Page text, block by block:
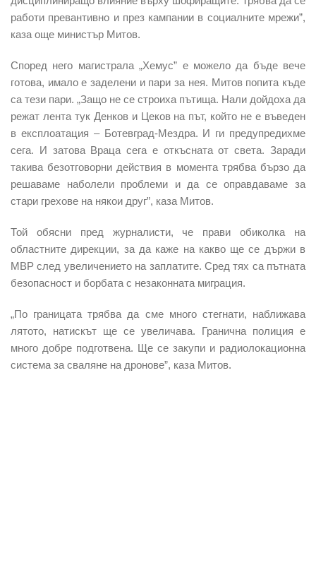
работи превантивно и през кампании в социалните мрежи”,
каза още министър Митов.
Според него магистрала „Хемус” е можело да бъде вече
готова, имало е заделени и пари за нея. Митов попита къде
са тези пари. „Защо не се строиха пътища. Нали дойдоха да
режат лента тук Денков и Цеков на път, който не е въведен
в експлоатация – Ботевград-Мездра. И ги предупредихме
сега. И затова Враца сега е откъсната от света. Заради
такива безотговорни действия в момента трябва бързо да
решаваме наболели проблеми и да се оправдаваме за
стари грехове на някои друг”, каза Митов.
Той обясни пред журналисти, че прави обиколка на
областните дирекции, за да каже на какво ще се държи в
МВР след увеличението на заплатите. Сред тях са пътната
безопасност и борбата с незаконната миграция.
„По границата трябва да сме много стегнати, наближава
лятото, натискът ще се увеличава. Гранична полиция е
много добре подготвена. Ще се закупи и радиолокационна
система за сваляне на дронове”, каза Митов.